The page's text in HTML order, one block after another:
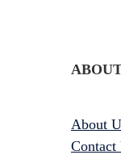
About
Contact